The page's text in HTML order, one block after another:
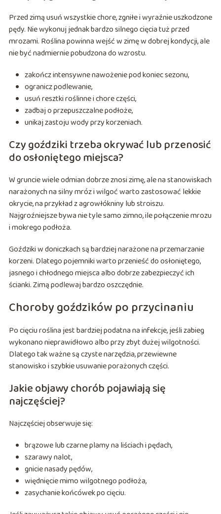
Przed zimą usuń wszystkie chore, zgniłe i wyraźnie uszkodzone
pędy. Nie wykonuj jednak bardzo silnego cięcia tuż przed
mrozami. Roślina powinna wejść w zimę w dobrej kondycji, ale
nie być nadmiernie pobudzona do wzrostu.
zakończ intensywne nawożenie pod koniec sezonu,
ogranicz podlewanie,
usuń resztki roślinne i chore części,
zadbaj o przepuszczalne podłoże,
unikaj zastoju wody przy korzeniach.
Czy goździki trzeba okrywać lub przenosić
do osłoniętego miejsca?
W gruncie wiele odmian dobrze znosi zimę, ale na stanowiskach
narażonych na silny mróz i wilgoć warto zastosować lekkie
okrycie, na przykład z agrowłókniny lub stroiszu.
Najgroźniejsze bywa nie tyle samo zimno, ile połączenie mrozu
i mokrego podłoża.
Goździki w doniczkach są bardziej narażone na przemarzanie
korzeni. Dlatego pojemniki warto przenieść do osłoniętego,
jasnego i chłodnego miejsca albo dobrze zabezpieczyć ich
ścianki. Zimą podlewaj bardzo oszczędnie.
Choroby goździków po przycinaniu
Po cięciu roślina jest bardziej podatna na infekcje, jeśli zabieg
wykonano nieprawidłowo albo przy zbyt dużej wilgotności.
Dlatego tak ważne są czyste narzędzia, przewiewne
stanowisko i szybkie usuwanie porażonych części.
Jakie objawy chorób pojawiają się
najczęściej?
Najczęściej obserwuje się:
brązowe lub czarne plamy na liściach i pędach,
szarawy nalot,
gnicie nasady pędów,
więdnięcie mimo wilgotnego podłoża,
zasychanie końcówek po cięciu.